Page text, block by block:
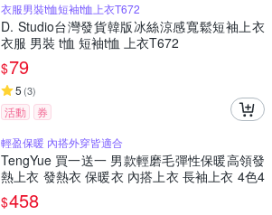
衣服男裝t恤短袖t恤上衣T672
D. Studio台灣發貨韓版冰絲涼感寬鬆短袖上衣
衣服 男裝 t恤 短袖t恤 上衣T672
$79
5 (3)
活動
券
輕盈保暖 內搭外穿皆適合
TengYue 買一送一 男款輕磨毛彈性保暖高領發
熱上衣 發熱衣 保暖衣 內搭上衣 長袖上衣 4色4
尺寸
$458